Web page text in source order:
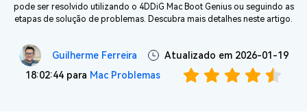
pode ser resolvido utilizando o 4DDiG Mac Boot Genius ou seguindo as
etapas de solução de problemas. Descubra mais detalhes neste artigo.
Guilherme Ferreira
Atualizado em 2026-01-19
18:02:44 para Mac Problemas